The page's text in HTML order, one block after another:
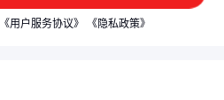
《用户服务协议》 《隐私政策》